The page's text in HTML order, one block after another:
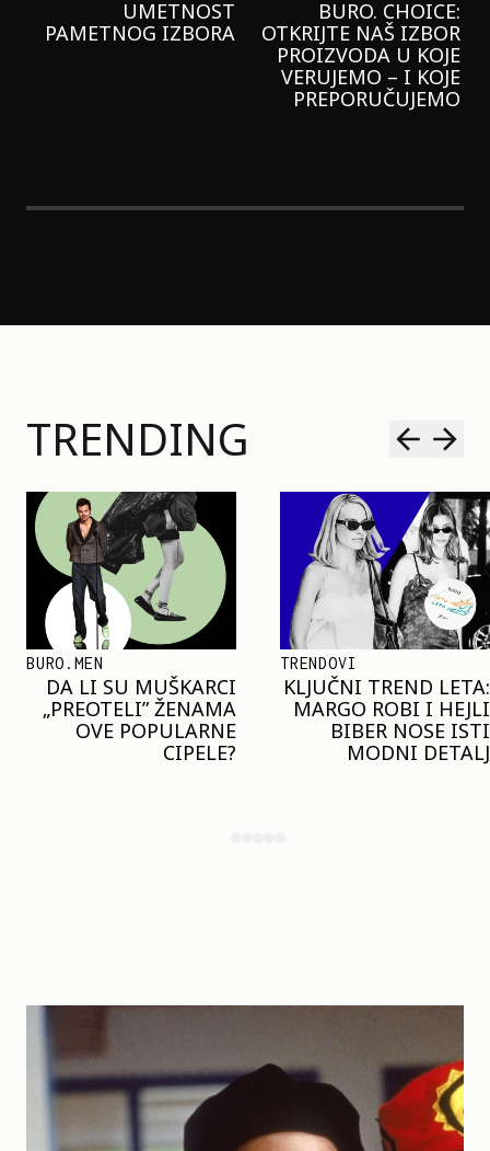
GARNIER KREMU I
NIKADA NIŠTA
LAGANIJE NISAM
KORISTILA
TRENDING
TRENDOVI
KLJUČNI TREND LETA:
MARGO ROBI I HEJLI
BIBER NOSE ISTI
MODNI DETALJ
SHOPPING
JOŠ JE RANO ZA JAKNE
– ALI U RESERVED JE
STIGAO MODEL KOJI
ĆE BITI VELIKI TREND